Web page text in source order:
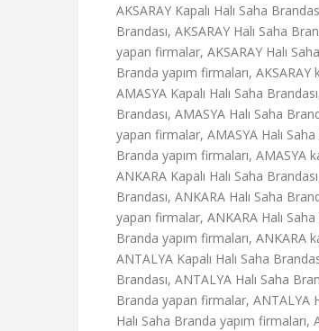
AKSARAY Kapalı Halı Saha
Brandası, AKSARAY Halı Saha
yapan firmalar, AKSARAY Halı
Branda yapım firmaları, AKSARAY
AMASYA Kapalı Halı Saha
Brandası, AMASYA Halı Saha
yapan firmalar, AMASYA Halı
Branda yapım firmaları, AMASYA
ANKARA Kapalı Halı Saha
Brandası, ANKARA Halı Saha
yapan firmalar, ANKARA Halı
Branda yapım firmaları, ANKARA
ANTALYA Kapalı Halı Saha
Brandası, ANTALYA Halı Saha
Branda yapan firmalar, ANTALYA
Halı Saha Branda yapım firmaları,